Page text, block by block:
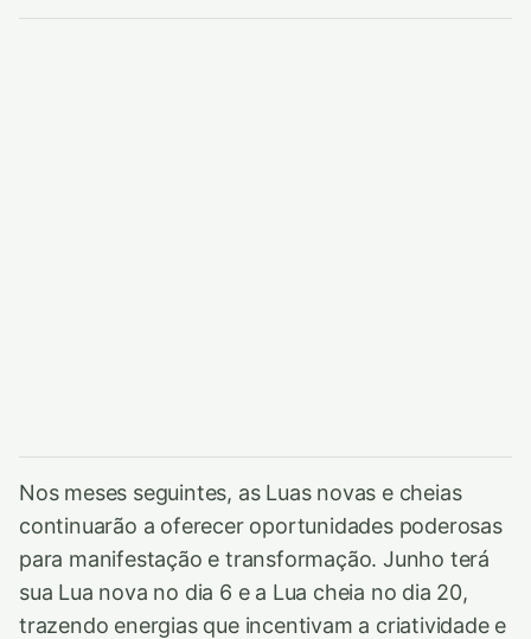
Nos meses seguintes, as Luas novas e cheias
continuarão a oferecer oportunidades poderosas
para manifestação e transformação. Junho terá
sua Lua nova no dia 6 e a Lua cheia no dia 20,
trazendo energias que incentivam a criatividade e